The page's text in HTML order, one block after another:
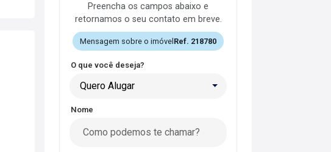
Preencha os campos abaixo e
retornamos o seu contato em breve.
Mensagem sobre o imóvel Ref. 218780
O que você deseja?
Quero Alugar
Nome